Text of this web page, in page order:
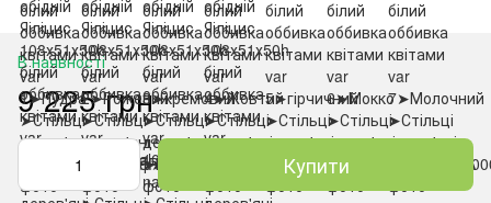
В наявності
9 225 грн
Купити